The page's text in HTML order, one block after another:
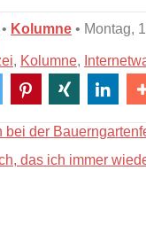
• Kolumne • Montag,
, Kolumne,
bei der
das ich immer